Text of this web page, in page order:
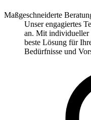
Maßgeschneiderte
Unser engagiertes
an. Mit individueller
beste Lösung für
Bedürfnisse und